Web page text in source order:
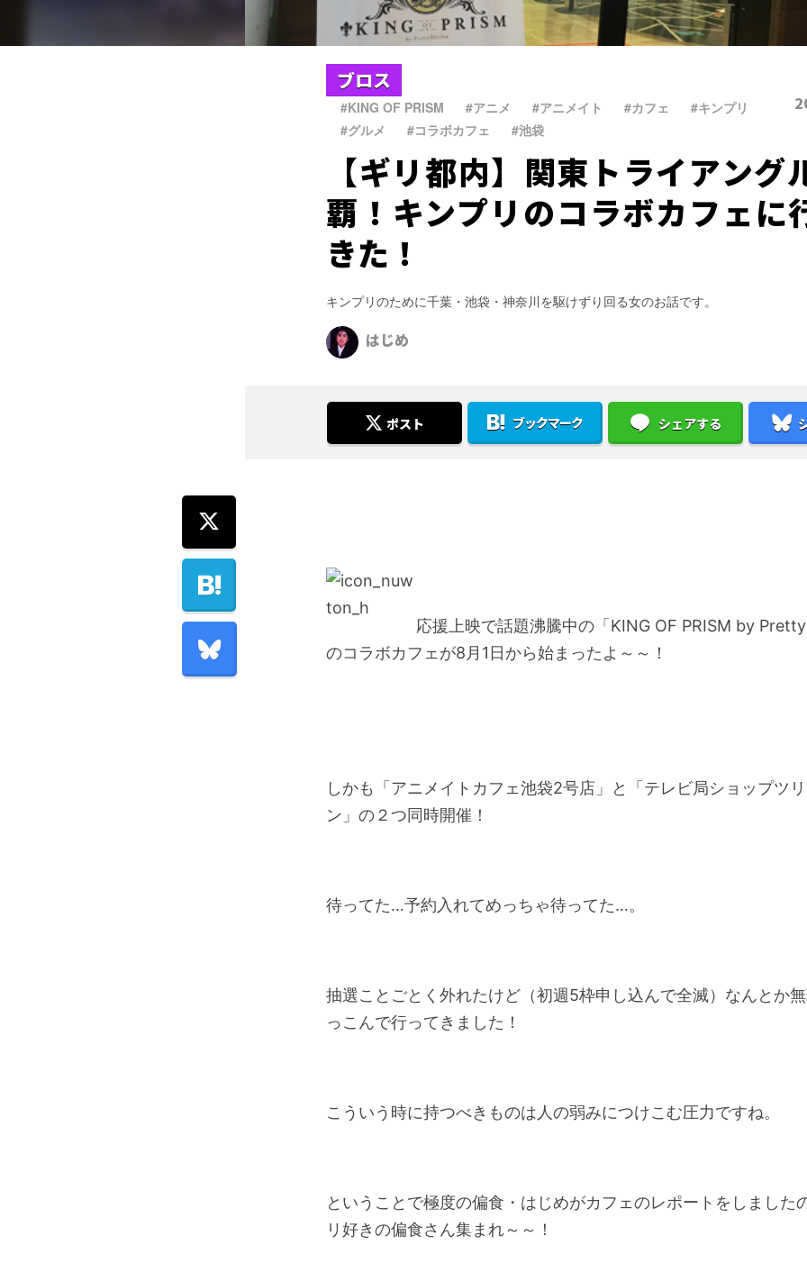
ブロス
#KING OF PRISM #アニメ #アニメイト #カフェ #キンプリ
#グルメ
#コラボカフェ #池袋
【ギリ都内】関東トライアング
覇！キンプリのコラボカフェに
きた！
キンプリのために千葉・池袋・神奈川を駆けずり回る女のお話です。
はじめ
ポスト ブックマーク シェアする
応援上映で話題沸騰中の「KING OF PRISM by
のコラボカフェが8月1日から始まったよ～～！
しかも「アニメイトカフェ池袋2号店」と「テレビ局ショップツ
ン」の２つ同時開催！
待ってた…予約入れてめっちゃ待ってた…。
抽選ことごとく外れたけど（初週5枠申し込んで全滅）なんとか
っこんで行ってきました！
こういう時に持つべきものは人の弱みにつけこむ圧力ですね。
ということで極度の偏食・はじめがカフェのレポートをしました
リ好きの偏食さん集まれ～～！